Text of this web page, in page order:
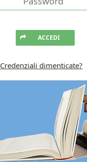
ACCEDI
Credenziali dimenticate?